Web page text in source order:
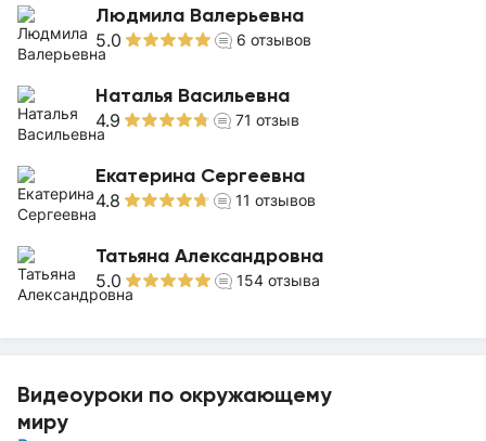
Людмила Валерьевна
5.0 6 отзывов
Наталья Васильевна
4.9 71 отзыв
Екатерина Сергеевна
4.8 11 отзывов
Татьяна Александровна
5.0 154 отзыва
Видеоуроки по окружающему
миру